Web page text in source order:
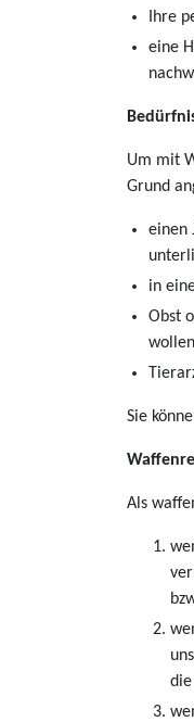
Ihre
eine
Um mit
Grund
einen
in
Obst
Sie
Als